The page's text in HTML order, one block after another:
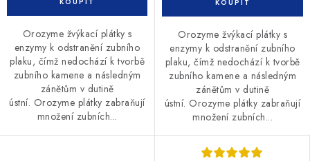
Orozyme žvýkací plátky s
enzymy k odstranění zubního
plaku, čímž nedochází k tvorbě
zubního kamene a následným
zánětům v dutině
ústní. Orozyme plátky zabraňují
množení zubních...
Orozyme žvýkací plátky s
enzymy k odstranění zubního
plaku, čímž nedochází k tvorbě
zubního kamene a následným
zánětům v dutině
ústní. Orozyme plátky zabraňují
množení zubních...